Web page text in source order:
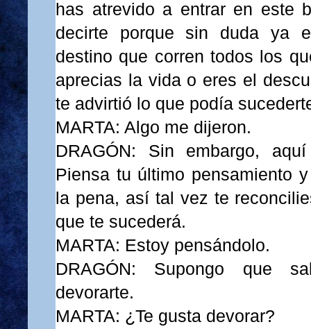
has atrevido a entrar en este
decirte porque sin duda ya
destino que corren todos los
aprecias la vida o eres el
te advirtió lo que podía
MARTA: Algo me dijeron.
DRAGÓN: Sin embargo,
Piensa tu último pensamiento
la pena, así tal vez te
que te sucederá.
MARTA: Estoy pensándolo.
DRAGÓN: Supongo que
devorarte.
MARTA: ¿Te gusta devorar?